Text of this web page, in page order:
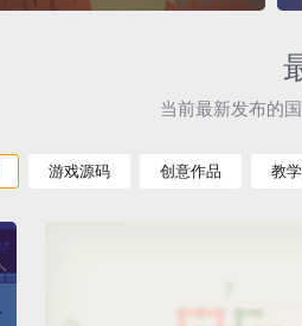
当前最新发布的
游戏源码 创意作品 教